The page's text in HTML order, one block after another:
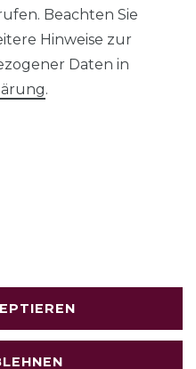
vorbehalten.
Beachten Sie
Hinweise zur
Daten in
.